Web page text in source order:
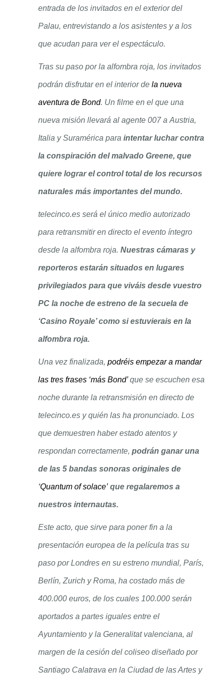
entrada de los invitados en el exterior del
Palau, entrevistando a los asistentes y a los
que acudan para ver el espectáculo.
Tras su paso por la alfombra roja, los invitados
podrán disfrutar en el interior dela nueva
aventura de Bond. Un filme en el que una
nueva misión llevará al agente 007 a Austria,
Italia y Suramérica paraintentar luchar contra
la conspiración del malvado Greene, que
quiere lograr el control total de los recursos
naturales más importantes del mundo.
telecinco.es será el único medio autorizado
para retransmitir en directo el evento íntegro
desde la alfombra roja.Nuestras cámaras y
reporteros estarán situados en lugares
privilegiados para que viváis desde vuestro
PC la noche de estreno de la secuela de
‘Casino Royale’ como si estuvierais en la
alfombra roja.
Una vez finalizada,podréis empezar a mandar
las tres frases ‘más Bond’que se escuchen esa
noche durante la retransmisión en directo de
telecinco.es y quién las ha pronunciado. Los
que demuestren haber estado atentos y
respondan correctamente,podrán ganar una
de las 5 bandas sonoras originales de
‘Quantum of solace’ que regalaremos a
nuestros internautas.
Este acto, que sirve para poner fin a la
presentación europea de la película tras su
paso por Londres en su estreno mundial, París,
Berlín, Zurich y Roma, ha costado más de
400.000 euros, de los cuales 100.000 serán
aportados a partes iguales entre el
Ayuntamiento y la Generalitat valenciana, al
margen de la cesión del coliseo diseñado por
Santiago Calatrava en la Ciudad de las Artes y